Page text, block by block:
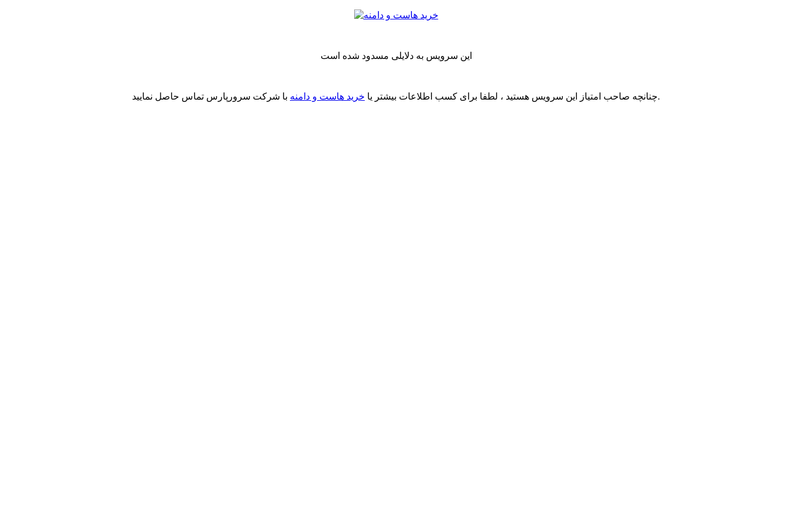
این سرویس به دلایلی مسدود شده است
چنانچه صاحب امتیاز این سرویس هستید ، لطفا برای کسب اطلاعات بیشتر یا خرید هاست و دامنه با شرکت سرورپارس تماس حاصل نمایید.